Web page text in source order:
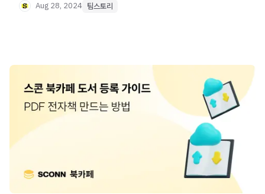
Aug 28, 2024 팀스토리